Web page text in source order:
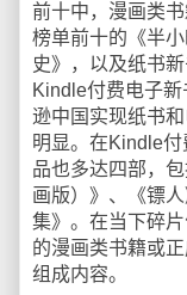
前十中，漫画类
榜单前十的《半
史》，以及纸书
Kindle付费电子
逊中国实现纸书
明显。在Kindle
品也多达四部，
画版）》、《镖
集》。在当下碎
的漫画类书籍或
组成内容。